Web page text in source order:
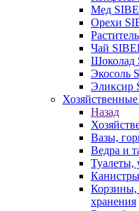
Мед
Орехи
Чай
Шоколад
Экосоль
Эликсир
Назад
Вазы,
Ведра и
Туалеты,
Корзины,
хранения